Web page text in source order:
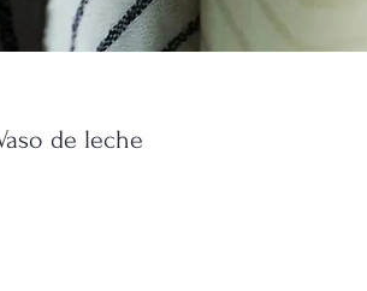
de leche